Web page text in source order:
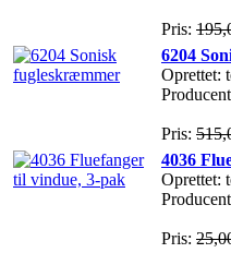
Pris:
6204
Oprettet:
Pris:
4036
Oprettet:
Pris: